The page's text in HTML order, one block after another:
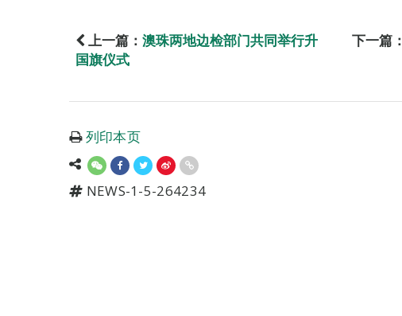
上一篇： 澳珠两地边检部门共同举行升
国旗仪式
下一篇：
列印本页
NEWS-1-5-264234